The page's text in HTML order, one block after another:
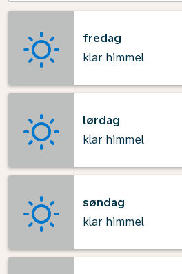
fredag
klar himmel
lørdag
klar himmel
søndag
klar himmel